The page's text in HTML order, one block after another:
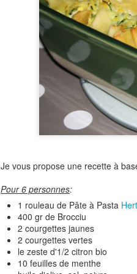
Je vous propose une recette à
Pour 6 personnes:
1 rouleau de Pâte à Pasta
400 gr de Brocciu
2 courgettes jaunes
2 courgettes vertes
le zeste d'1/2 citron bio
10 feuilles de menthe